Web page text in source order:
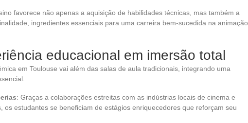
favorece não apenas a aquisição de habilidades técnicas, mas também a
ingredientes essenciais para uma carreira bem-sucedida na animação
educacional em imersão total
em Toulouse vai além das salas de aula tradicionais, integrando uma
: Graças a colaborações estreitas com as indústrias locais de cinema e
os estudantes se beneficiam de estágios enriquecedores que reforçam seu